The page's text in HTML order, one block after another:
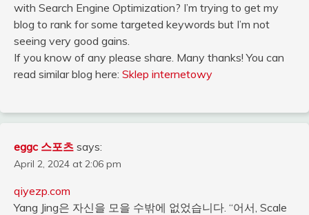
with Search Engine Optimization? I’m trying to get my
blog to rank for some targeted keywords but I’m not
seeing very good gains.
If you know of any please share. Many thanks! You can
read similar blog here: Sklep internetowy
eggc 스포츠 says:
April 2, 2024 at 2:06 pm
qiyezp.com
Yang Jing은 자신을 모을 수밖에 없었습니다. “어서, Scale